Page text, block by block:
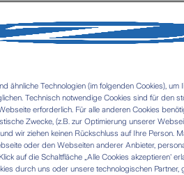
Termin
Beliebte
ähnliche Technologien (im folgenden Cookies), um
Technisch notwendige Cookies sind für den
erforderlich. Für alle anderen Cookies
Zwecke, (z.B. zur Optimierung unserer
wir ziehen keinen Rückschluss auf Ihre Person.
oder den Webseiten anderer Anbieter,
auf die Schaltfläche „Alle Cookies akzeptieren'
durch uns oder unsere technologischen Partner,